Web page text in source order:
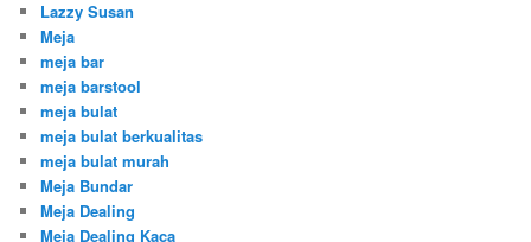
Lazzy Susan
Meja
meja bar
meja barstool
meja bulat
meja bulat berkualitas
meja bulat murah
Meja Bundar
Meja Dealing
Meja Dealing Kaca